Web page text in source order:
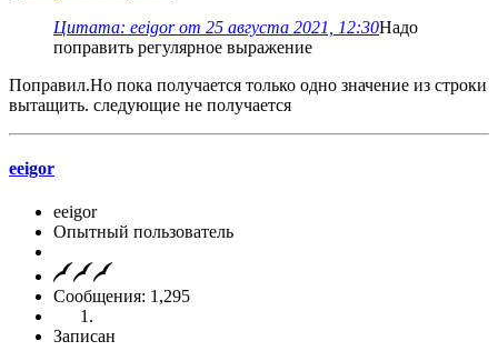
Цитата: eeigor от 25 августа 2021, 12:30Надо
поправить регулярное выражение
Поправил.Но пока получается только одно значение из строки
вытащить. следующие не получается
eeigor
eeigor
Опытный пользователь
Сообщения: 1,295
Записан